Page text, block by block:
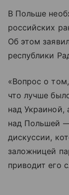
В Польше
российских
Об этом
республики
«Вопрос о
что лучше
над Украиной,
над Польшей
дискуссии,
заложницей
приводит его